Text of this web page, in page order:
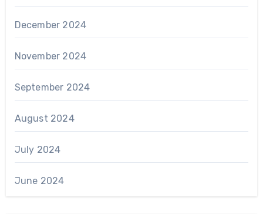
December 2024
November 2024
September 2024
August 2024
July 2024
June 2024